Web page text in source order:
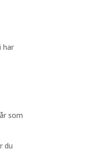
har
som
du